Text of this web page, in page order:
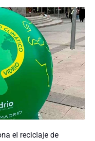
el reciclaje de